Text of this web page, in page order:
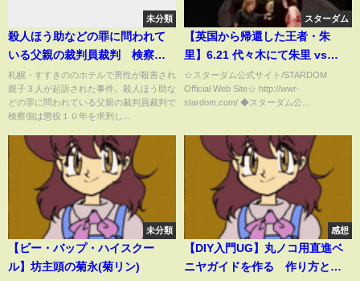
未分類
殺人ほう助などの罪に問われて
いる父親の裁判員裁判 検察側
は懲役10年を求刑 すすきのホ
テル殺人
札幌・すすきののホテルで男性が殺害され
親子３人が起訴された事件。殺人ほう助な
どの罪に問われている父親の裁判員裁判で
検察側は懲役１０年を求刑し...
スターダム
【英国から帰還した王者・朱
里】6.21 代々木にて朱里 vs
Sareee、IWGP防衛戦が正式決
定‼️ #スターダム #stardom #プ
ロレス#prowrestling #女子プロ
☆スターダム公式サイト/STARDOM
Official Web Site☆ http://wwr-
stardom.com/ ◆スターダム公...
未分類
【ビー・バップ・ハイスクー
ル】坊主頭の菊永(菊リン)
感想
【DIY入門UG】丸ノコ用直進ベ
ニヤガイドを作る 作り方と注